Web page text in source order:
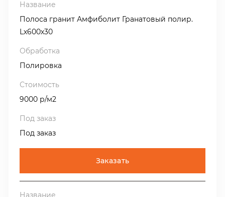
Полоса гранит Амфиболит Гранатовый полир.
Lх600х30
Полировка
9000 р/м2
Под заказ
Заказать